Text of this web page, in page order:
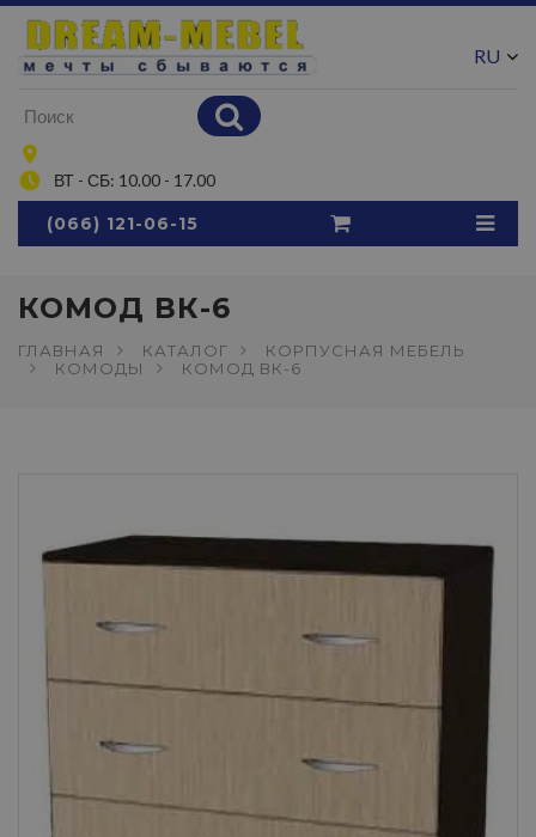
ВТ - СБ: 10.00 - 17.00
RU
(066) 121-06-15
КОМОД ВК-6
ГЛАВНАЯ КАТАЛОГ
КОРПУСНАЯ МЕБЕЛЬ
КОМОДЫ
КОМОД ВК-6